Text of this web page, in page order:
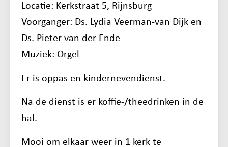
Locatie: Kerkstraat 5, Rijnsburg
Voorganger: Ds. Lydia Veerman-van Dijk en
Ds. Pieter van der Ende
Muziek: Orgel
Er is oppas en kindernevendienst.
Na de dienst is er koffie-/theedrinken in de
hal.
Mooi om elkaar weer in 1 kerk te